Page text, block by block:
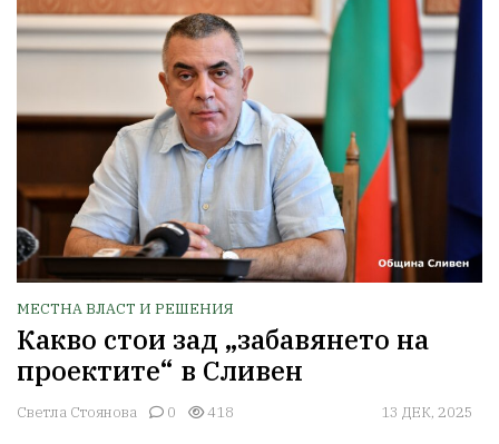
МЕСТНА ВЛАСТ И РЕШЕНИЯ
Какво стои зад „забавянето на
проектите“ в Сливен
Светла Стоянова 0 418 13 ДЕК, 2025